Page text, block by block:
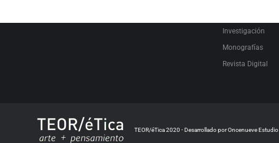
Investigación
Monografías
Revista Digital
TEOR/éTica 2020 - Desarrollado por Oncenueve Estudio